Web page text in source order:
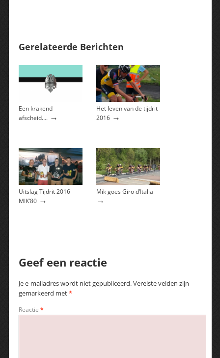
Gerelateerde Berichten
Een krakend
afscheid…. →
Het leven van de tijdrit
2016→
Uitslag Tijdrit 2016
MIK’80→
Mik goes Giro d’Italia
→
Geef een reactie
Je e-mailadres wordt niet gepubliceerd.Vereiste velden zijn
gemarkeerd met*
Reactie *